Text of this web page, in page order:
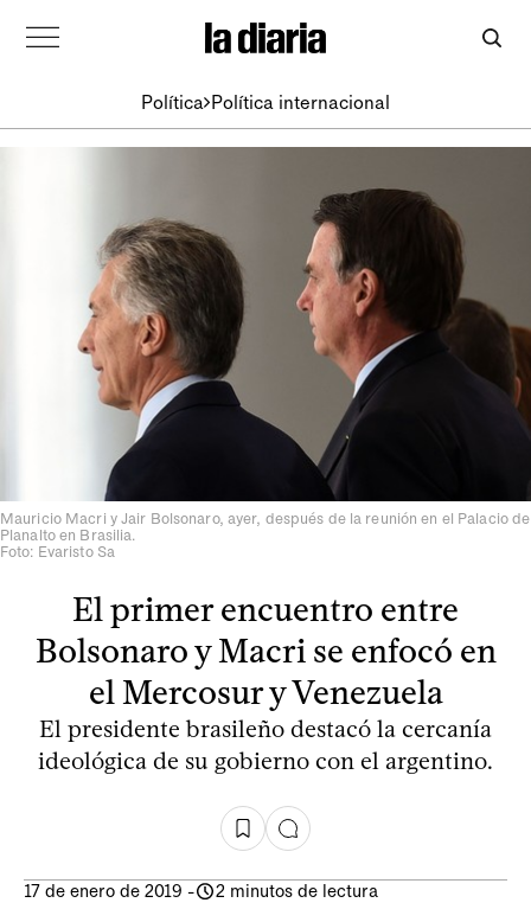
Política Política internacional
Mauricio Macri y Jair Bolsonaro, ayer, después de la reunión en el Palacio de
Planalto en Brasilia.
Foto: Evaristo Sa
El primer encuentro entre
Bolsonaro y Macri se enfocó en
el Mercosur y Venezuela
El presidente brasileño destacó la cercanía
ideológica de su gobierno con el argentino.
17 de enero de 2019 - 2 minutos de lectura